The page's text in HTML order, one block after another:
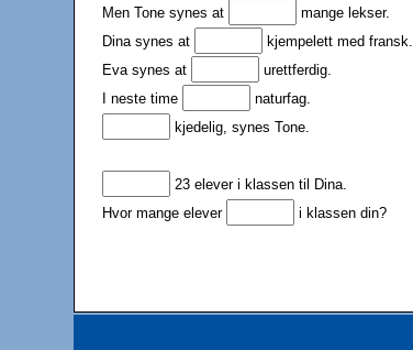
Men Tone synes at
mange lekser.
Dina synes at
kjempelett med fransk.
Eva synes at
urettferdig.
I neste time
naturfag.
kjedelig, synes Tone.
23 elever i klassen til Dina.
Hvor mange elever
i klassen din?